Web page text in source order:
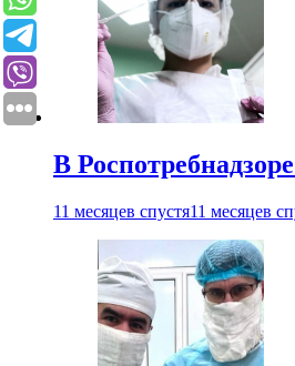
В
11 месяцев спустя11 месяцев